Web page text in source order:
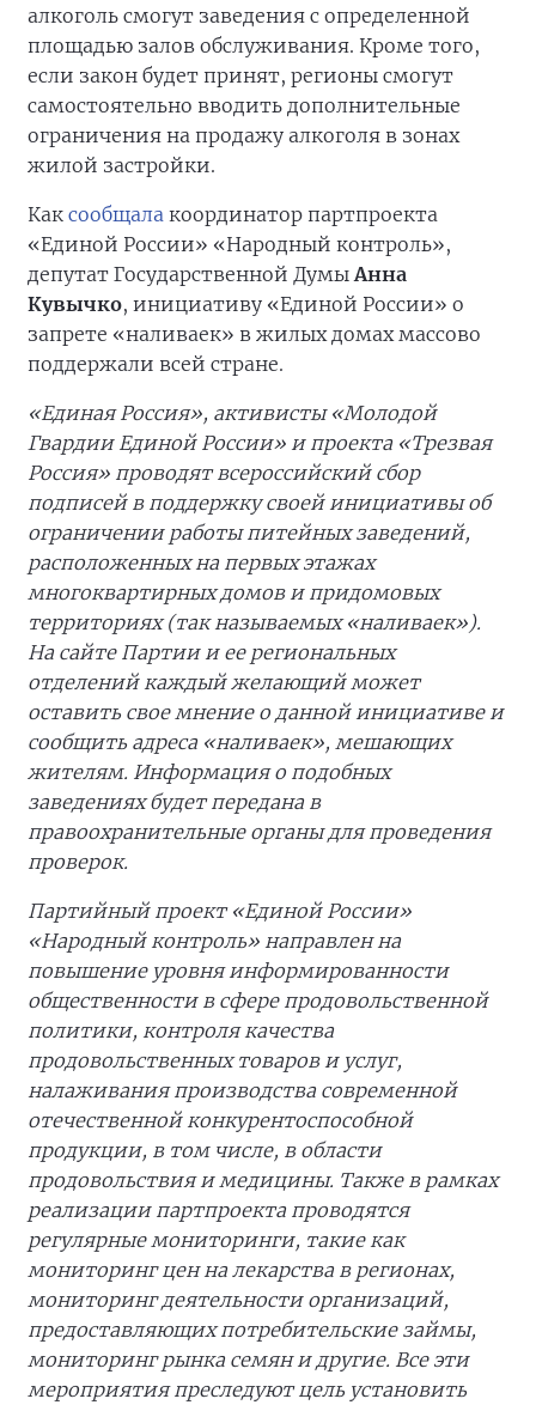
алкоголь смогут заведения с определенной
площадью залов обслуживания. Кроме того,
если закон будет принят, регионы смогут
самостоятельно вводить дополнительные
ограничения на продажу алкоголя в зонах
жилой застройки.
Как сообщала координатор партпроекта
«Единой России» «Народный контроль»,
депутат Государственной ДумыАнна
Кувычко, инициативу «Единой России» о
запрете «наливаек» в жилых домах массово
поддержали всей стране.
«Единая Россия», активисты «Молодой
Гвардии Единой России» и проекта «Трезвая
Россия» проводят всероссийский сбор
подписей в поддержку своей инициативы об
ограничении работы питейных заведений,
расположенных на первых этажах
многоквартирных домов и придомовых
территориях (так называемых «наливаек»).
На сайте Партии и ее региональных
отделений каждый желающий может
оставить свое мнение о данной инициативе и
сообщить адреса «наливаек», мешающих
жителям. Информация о подобных
заведениях будет передана в
правоохранительные органы для проведения
проверок.
Партийный проект «Единой России»
«Народный контроль» направлен на
повышение уровня информированности
общественности в сфере продовольственной
политики, контроля качества
продовольственных товаров и услуг,
налаживания производства современной
отечественной конкурентоспособной
продукции, в том числе, в области
продовольствия и медицины. Также в рамках
реализации партпроекта проводятся
регулярные мониторинги, такие как
мониторинг цен на лекарства в регионах,
мониторинг деятельности организаций,
предоставляющих потребительские займы,
мониторинг рынка семян и другие. Все эти
мероприятия преследуют цель установить